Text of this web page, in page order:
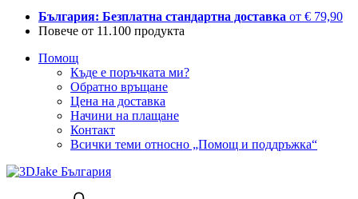
България: Безплатна стандартна доставка от € 79,90
Повече от 11.100 продукта
Помощ
Къде е поръчката ми?
Обратно връщане
Цена на доставка
Начини на плащане
Контакт
Всички теми относно „Помощ и поддръжка“